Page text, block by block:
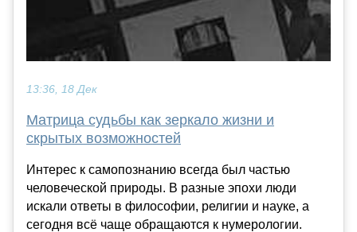
13:36, 18 Дек
Матрица судьбы как зеркало жизни и
скрытых возможностей
Интерес к самопознанию всегда был частью
человеческой природы. В разные эпохи люди
искали ответы в философии, религии и науке, а
сегодня всё чаще обращаются к нумерологии.